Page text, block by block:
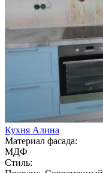
Кухня Алина
Материал фасада:
МДФ
Стиль: